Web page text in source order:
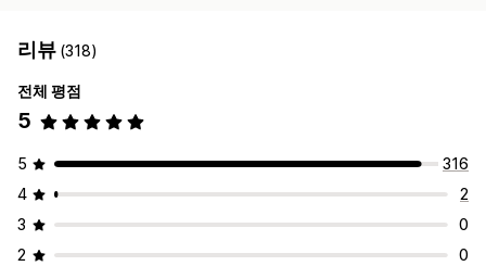
리뷰 (318)
전체 평점
5
5
316
4
2
3
0
2
0